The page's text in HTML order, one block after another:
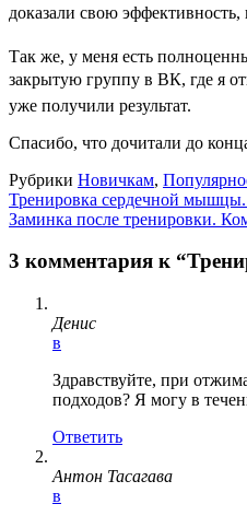
доказали свою
Так же, у меня есть
закрытую группу в ВК, где я
уже получили результат.
Спасибо, что дочитали до
Рубрики Новичкам,
Тренировка сердечной
Заминка после тренировки.
3 комментария к
Денис
в
Здравствуйте, при
подходов? Я могу в
Ответить
Антон Тасагава
в